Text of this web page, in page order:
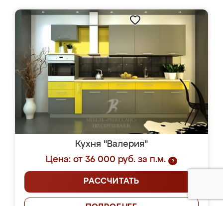
Кухня "Валерия"
Цена: от 36 000 руб. за п.м.
?
РАССЧИТАТЬ